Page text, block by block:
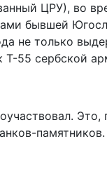
ЦРУ), во
бывшей
не только
55 сербской